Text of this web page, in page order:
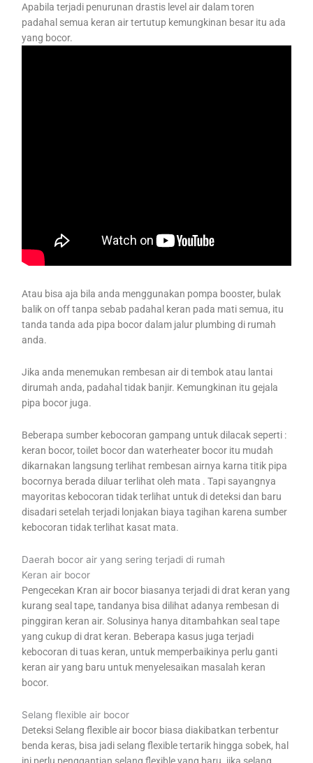
Apabila terjadi penurunan drastis level air dalam toren
padahal semua keran air tertutup kemungkinan besar itu ada
yang bocor.
Atau bisa aja bila anda menggunakan pompa booster, bulak
balik on off tanpa sebab padahal keran pada mati semua, itu
tanda tanda ada pipa bocor dalam jalur plumbing di rumah
anda.
Jika anda menemukan rembesan air di tembok atau lantai
dirumah anda, padahal tidak banjir. Kemungkinan itu gejala
pipa bocor juga.
Beberapa sumber kebocoran gampang untuk dilacak seperti :
keran bocor, toilet bocor dan waterheater bocor itu mudah
dikarnakan langsung terlihat rembesan airnya karna titik pipa
bocornya berada diluar terlihat oleh mata . Tapi sayangnya
mayoritas kebocoran tidak terlihat untuk di deteksi dan baru
disadari setelah terjadi lonjakan biaya tagihan karena sumber
kebocoran tidak terlihat kasat mata.
Daerah bocor air yang sering terjadi di rumah
Keran air bocor
Pengecekan Kran air bocor biasanya terjadi di drat keran yang
kurang seal tape, tandanya bisa dilihat adanya rembesan di
pinggiran keran air. Solusinya hanya ditambahkan seal tape
yang cukup di drat keran. Beberapa kasus juga terjadi
kebocoran di tuas keran, untuk memperbaikinya perlu ganti
keran air yang baru untuk menyelesaikan masalah keran
bocor.
Selang flexible air bocor
Deteksi Selang flexible air bocor biasa diakibatkan terbentur
benda keras, bisa jadi selang flexible tertarik hingga sobek, hal